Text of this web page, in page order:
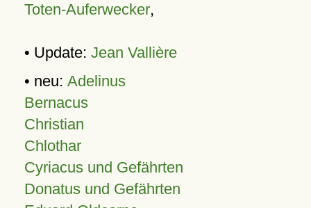
Toten-Auferwecker,
• Update: Jean Vallière
• neu: Adelinus
Bernacus
Christian
Chlothar
Cyriacus und Gefährten
Donatus und Gefährten